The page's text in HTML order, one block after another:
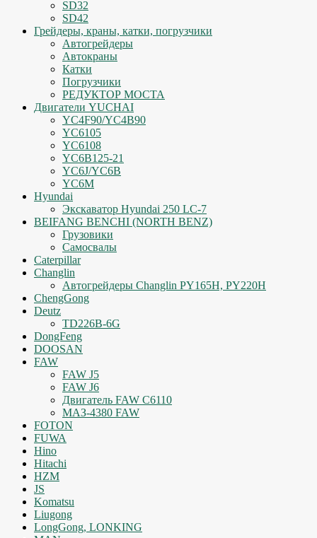
SD32
SD42
Грейдеры, краны, катки, погрузчики
Автогрейдеры
Автокраны
Катки
Погрузчики
РЕДУКТОР МОСТА
Двигатели YUCHAI
YC4F90/YC4B90
YC6105
YC6108
YC6B125-21
YC6J/YC6B
YC6M
Hyundai
Экскаватор Hyundai 250 LC-7
BEIFANG BENCHI (NORTH BENZ)
Грузовики
Самосвалы
Caterpillar
Changlin
Автогрейдеры Changlin PY165H, PY220H
ChengGong
Deutz
TD226B-6G
DongFeng
DOOSAN
FAW
FAW J5
FAW J6
Двигатель FAW C6110
МАЗ-4380 FAW
FOTON
FUWA
Hino
Hitachi
HZM
JS
Komatsu
Liugong
LongGong, LONKING